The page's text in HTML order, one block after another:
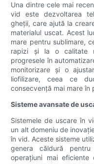
Una dintre cele mai
vid este dezvoltarea
gheții, care ajută la
materialul uscat. Acest
mare pentru sublimare,
rapizi și la o calitate
progresele în
monitorizare și o
liofilizare, ceea ce
consecvență mai mare în
Sisteme avansate de
Sistemele de uscare în
un alt domeniu de
în vid. Aceste sisteme
genera căldură
operațiuni mai